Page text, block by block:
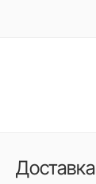
Доставка